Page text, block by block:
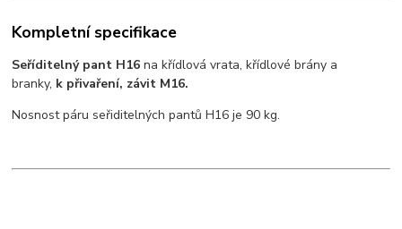
Kompletní specifikace
Seříditelný pant H16na křídlová vrata, křídlové brány a
branky, k přivaření, závit M16.
Nosnost páru seřiditelných pantů H16 je 90 kg.